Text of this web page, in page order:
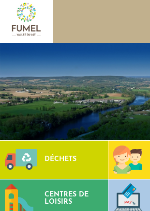
CONTACTS
DÉCHETS
CENTRES DE
LOISIRS